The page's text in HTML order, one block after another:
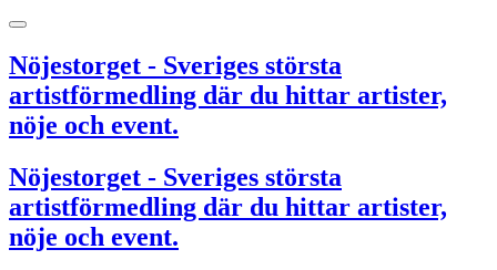
Nöjestorget - Sveriges största
artistförmedling där du hittar artister,
nöje och event.
Nöjestorget - Sveriges största
artistförmedling där du hittar artister,
nöje och event.